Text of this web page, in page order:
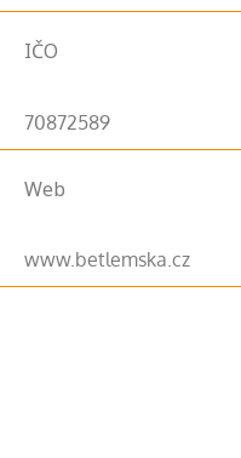
IČO
70872589
Web
www.betlemska.cz